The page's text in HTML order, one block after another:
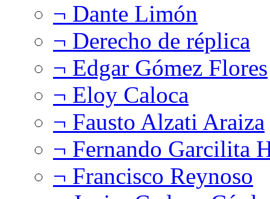
¬ Dante Limón
¬ Derecho de réplica
¬ Edgar Gómez Flores
¬ Eloy Caloca
¬ Fausto Alzati Araiza
¬ Fernando Garcilita
¬ Francisco Reynoso